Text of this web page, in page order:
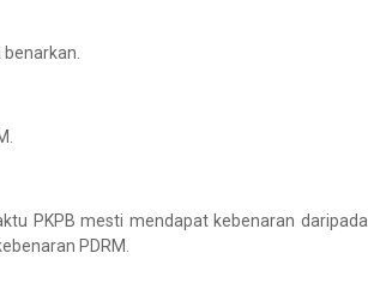
PKPB mesti mendapat kebenaran daripada
PDRM.